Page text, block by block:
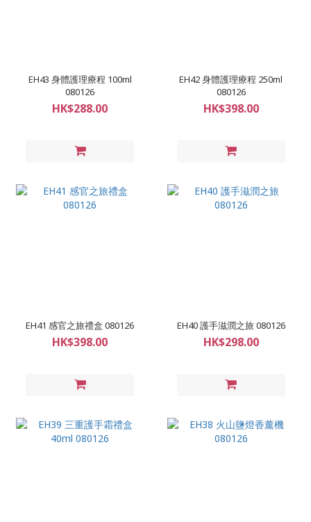
EH43 身體護理療程 100ml
080126
HK$288.00
EH42 身體護理療程 250ml
080126
HK$398.00
EH41 感官之旅禮盒 080126
HK$398.00
EH40 護手滋潤之旅 080126
HK$298.00